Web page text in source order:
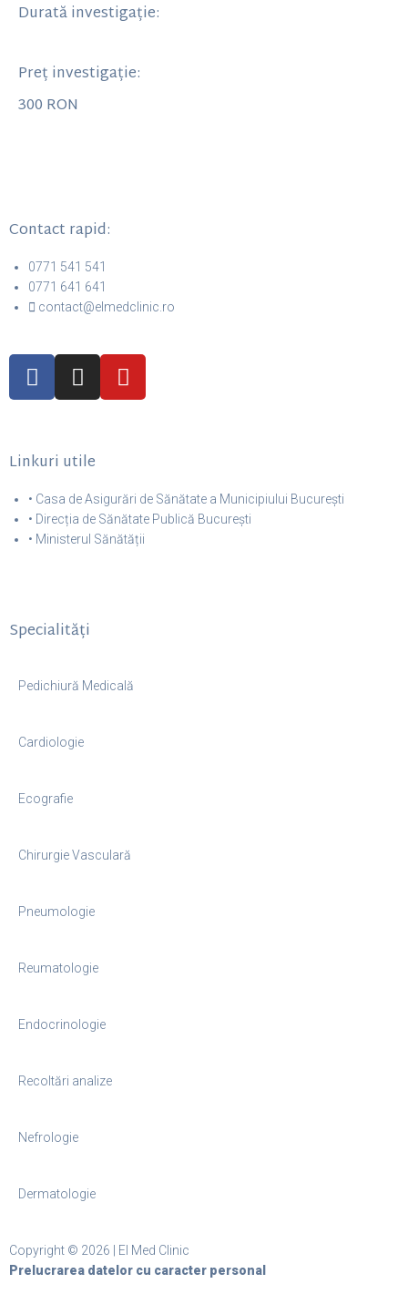
Durată investigație:
Preț investigație:
300 RON
Contact rapid:
0771 541 541
0771 641 641
contact@elmedclinic.ro
Linkuri utile
• Casa de Asigurări de Sănătate a Municipiului București
• Direcția de Sănătate Publică București
• Ministerul Sănătății
Specialități
Pedichiură Medicală
Cardiologie
Ecografie
Chirurgie Vasculară
Pneumologie
Reumatologie
Endocrinologie
Recoltări analize
Nefrologie
Dermatologie
Copyright © 2026 | El Med Clinic
Prelucrarea datelor cu caracter personal